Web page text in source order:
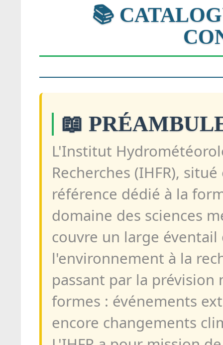
📚
📖
L'Institut
Recherches (IHFR),
référence dédié à la
domaine des sciences
couvre un large
l'environnement à la
passant par la
formes : événements
encore changements